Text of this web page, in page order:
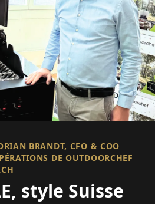
BRANDT, CFO & COO
DE OUTDOORCHEF
style Suisse